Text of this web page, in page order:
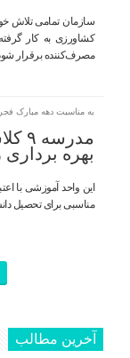
سازمان تمامی تلاش
کشاورزی به کار
مصرف‌کننده برقرار
به مناسبت دهه مبارک
بهره
مناسبی برای تحصیل
آخرین مطالب